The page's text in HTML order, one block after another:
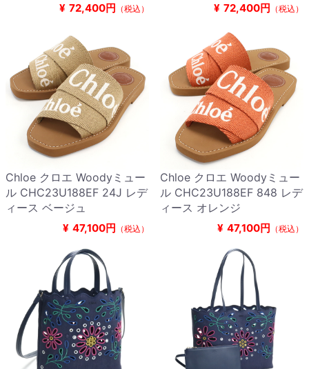
¥ 72,400円 （税込） ¥ 72,400円 （税込）
Chloe クロエ Woodyミュー
ル CHC23U188EF 24J レデ
ィース ベージュ
¥ 47,100円 （税込）
Chloe クロエ Woodyミュー
ル CHC23U188EF 848 レデ
ィース オレンジ
¥ 47,100円 （税込）